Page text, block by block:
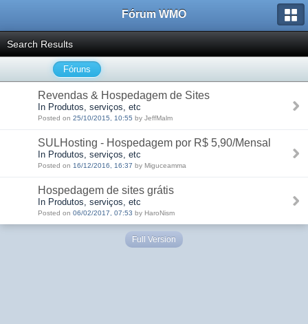
Fórum WMO
Search Results
Fóruns
Revendas & Hospedagem de Sites
In Produtos, serviços, etc
Posted on 25/10/2015, 10:55 by JeffMalm
SULHosting - Hospedagem por R$ 5,90/Mensal
In Produtos, serviços, etc
Posted on 16/12/2016, 16:37 by Miguceamma
Hospedagem de sites grátis
In Produtos, serviços, etc
Posted on 06/02/2017, 07:53 by HaroNism
Full Version